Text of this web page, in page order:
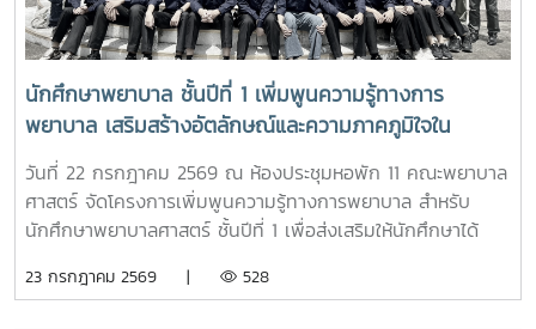
นักศึกษาพยาบาล ชั้นปีที่ 1 เพิ่มพูนความรู้ทางการ
พยาบาล เสริมสร้างอัตลักษณ์และความภาคภูมิใจใน
สถาบัน ภายใต้รายวิชา แม่โจ้วิถีใหม่
วันที่ 22 กรกฎาคม 2569 ณ ห้องประชุมหอพัก 11 คณะพยาบาล
ศาสตร์ จัดโครงการเพิ่มพูนความรู้ทางการพยาบาล สำหรับ
นักศึกษาพยาบาลศาสตร์ ชั้นปีที่ 1 เพื่อส่งเสริมให้นักศึกษาได้
มหาวิทยาลัย ตลอดจนปลูกฝังความภาคภูมิใจในความเป็น “ลูก
23 กรกฎาคม 2569 | 528